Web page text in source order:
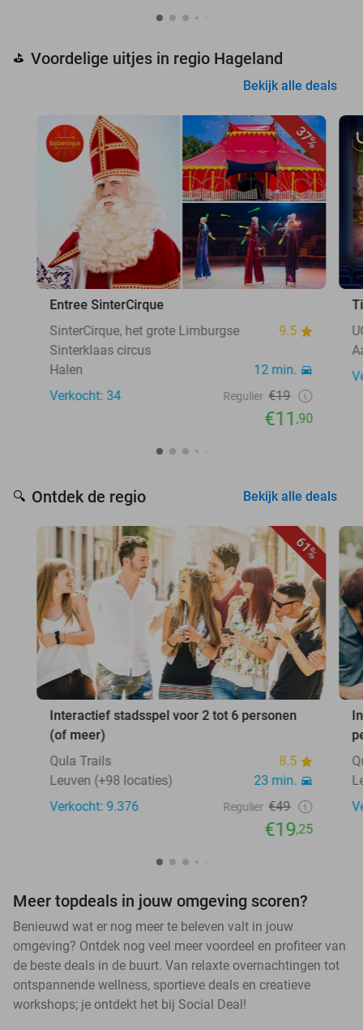
⛳ Voordelige uitjes in regio Hageland
Bekijk alle deals
37%
Entree SinterCirque
SinterCirque, het grote Limburgse
Sinterklaas circus
9.5
Halen
12 min.
Verkocht: 34
Regulier €19
€11,90
🔍 Ontdek de regio Bekijk alle deals
61%
Interactief stadsspel voor 2 tot 6 personen
(of meer)
Qula Trails
8.5
Leuven (+98 locaties)
23 min.
Verkocht: 9.376
Regulier €49
€19,25
Meer topdeals in jouw omgeving scoren?
Benieuwd wat er nog meer te beleven valt in jouw
omgeving? Ontdek nog veel meer voordeel en profiteer van
de beste deals in de buurt. Van relaxte overnachtingen tot
ontspannende wellness, sportieve deals en creatieve
workshops; je ontdekt het bij Social Deal!